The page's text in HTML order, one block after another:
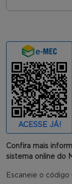
ACESSE JÁ!
Confira mais
sistema online do
Escaneie o código